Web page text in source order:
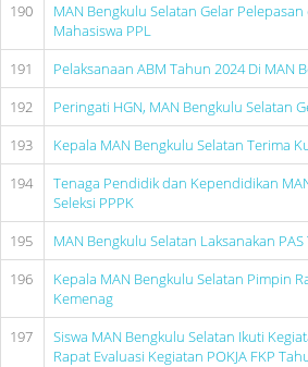
190
MAN Bengkulu Selatan Gelar
Mahasiswa PPL
191
Pelaksanaan ABM Tahun 2024 Di MAN
192
Peringati HGN, MAN Bengkulu Selatan
193
Kepala MAN Bengkulu Selatan Terima
194
Tenaga Pendidik dan Kependidikan
Seleksi PPPK
195
MAN Bengkulu Selatan Laksanakan
196
Kepala MAN Bengkulu Selatan Pimpin
Kemenag
197
Siswa MAN Bengkulu Selatan Ikuti
Rapat Evaluasi Kegiatan POKJA FKP